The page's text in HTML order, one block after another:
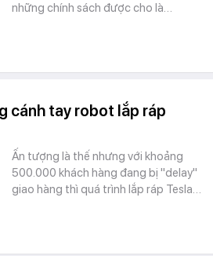
những chính sách được cho là…
cánh tay robot lắp ráp
Ấn tượng là thế nhưng với khoảng
500.000 khách hàng đang bị "delay"
giao hàng thì quá trình lắp ráp Tesla…